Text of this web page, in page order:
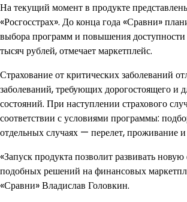
На текущий момент в продукте
«Росгосстрах». До конца года «Сравни»
выбора программ и повышения доступности
тысяч рублей, отмечает маркетплейс.
Страхование от критических заболеваний
заболеваний, требующих дорогостоящего и
состояний. При наступлении страхового
соответствии с условиями программы:
отдельных случаях — перелет, проживание
«Запуск продукта позволит развивать
подобных решений на финансовых
«Сравни» Владислав Головкин.